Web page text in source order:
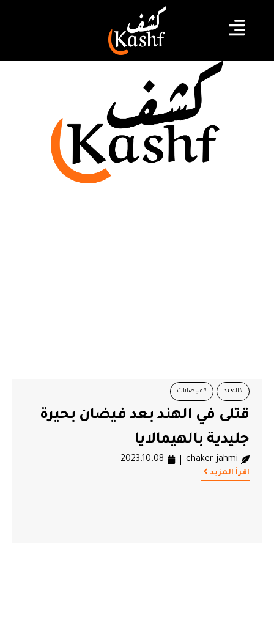
فياضانات
#الهند #فياضانات
قتلى في الهند بعد فيضان بحيرة
جليدية بالهيمالايا
chaker jahmi
2023.10.08
اقرأ المزيد